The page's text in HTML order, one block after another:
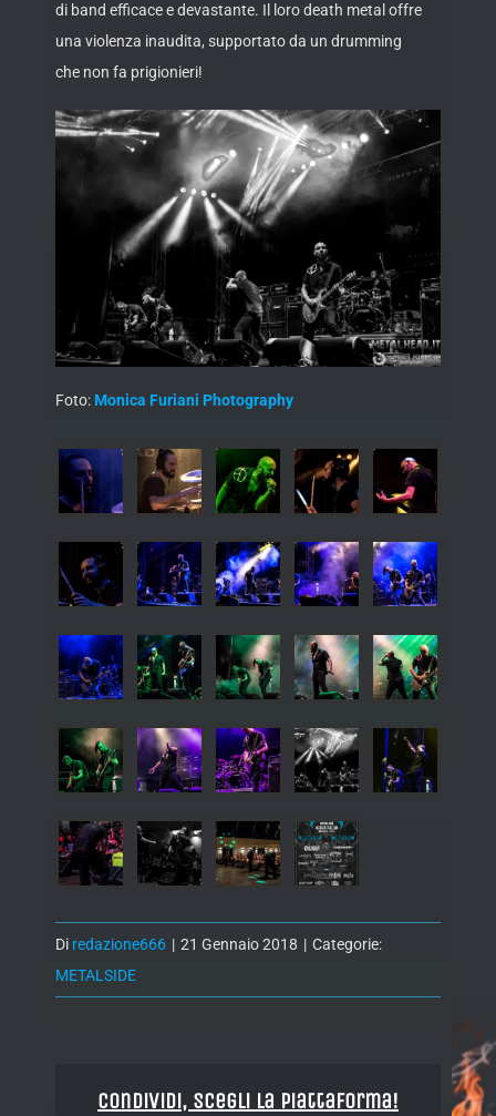
di band efficace e devastante. Il loro death metal offre
una violenza inaudita, supportato da un drumming
che non fa prigionieri!
Foto: Monica Furiani Photography
Di redazione666 | 21 Gennaio 2018 | Categorie:
METALSIDE
Condividi, Scegli la piattaforma!